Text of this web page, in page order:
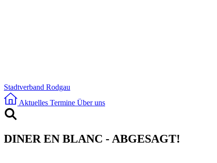
Stadtverband Rodgau
Aktuelles Termine Über uns
DINER EN BLANC - ABGESAGT!